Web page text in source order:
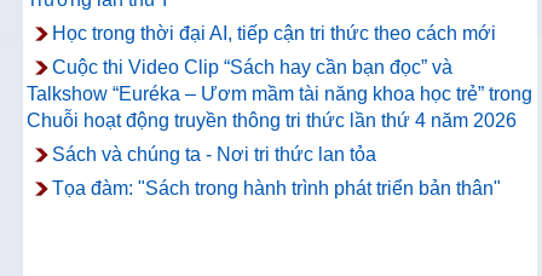
Học trong thời đại AI, tiếp cận tri thức theo cách mới
Cuộc thi Video Clip “Sách hay cần bạn đọc” và
Talkshow “Euréka – Ươm mầm tài năng khoa học trẻ” trong
Chuỗi hoạt động truyền thông tri thức lần thứ 4 năm 2026
Sách và chúng ta - Nơi tri thức lan tỏa
Tọa đàm: "Sách trong hành trình phát triển bản thân"